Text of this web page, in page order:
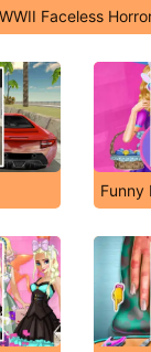
Faceless
Funny